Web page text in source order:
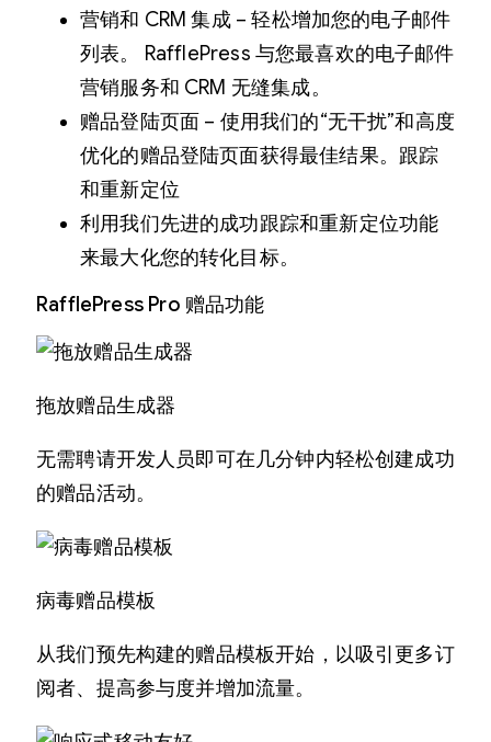
营销和 CRM 集成 – 轻松增加您的电子邮件
列表。 RafflePress 与您最喜欢的电子邮件
营销服务和 CRM 无缝集成。
赠品登陆页面 – 使用我们的“无干扰”和高度
优化的赠品登陆页面获得最佳结果。跟踪
和重新定位
利用我们先进的成功跟踪和重新定位功能
来最大化您的转化目标。
RafflePress Pro 赠品功能
拖放赠品生成器
无需聘请开发人员即可在几分钟内轻松创建成功
的赠品活动。
病毒赠品模板
从我们预先构建的赠品模板开始，以吸引更多订
阅者、提高参与度并增加流量。